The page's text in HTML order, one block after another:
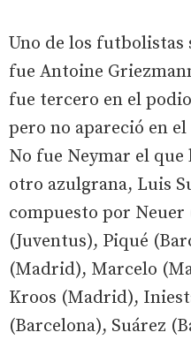
Uno de los futbolistas
fue Antoine
fue tercero en el
pero no apareció en
No fue Neymar el
otro azulgrana, Luis
compuesto por
(Juventus), Piqué
(Madrid), Marcelo
Kroos (Madrid),
(Barcelona), Suárez